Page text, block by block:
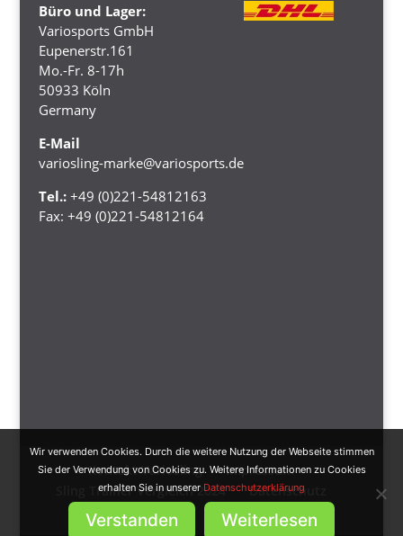
Büro und Lager:
Variosports GmbH
Eupenerstr.161
Mo.-Fr. 8-17h
50933 Köln
Germany
E-Mail
variosling-marke@variosports.de
Tel.: +49 (0)221-54812163
Fax: +49 (0)221-54812164
Kontakt Variosling
Impressum
Sling Trainer Vergleich 2024
Datenschutz
Wir verwenden Cookies. Durch die weitere Nutzung der Webseite stimmen
Sie der Verwendung von Cookies zu. Weitere Informationen zu Cookies
erhalten Sie in unserer Datenschutzerklärung
Verstanden Weiterlesen